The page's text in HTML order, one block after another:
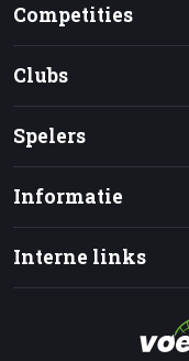
Competities
Clubs
Spelers
Informatie
Interne links